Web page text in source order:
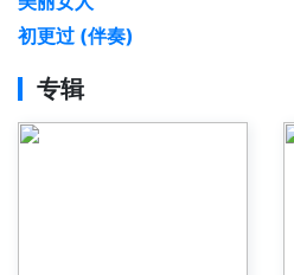
初更过 (伴奏)
专辑